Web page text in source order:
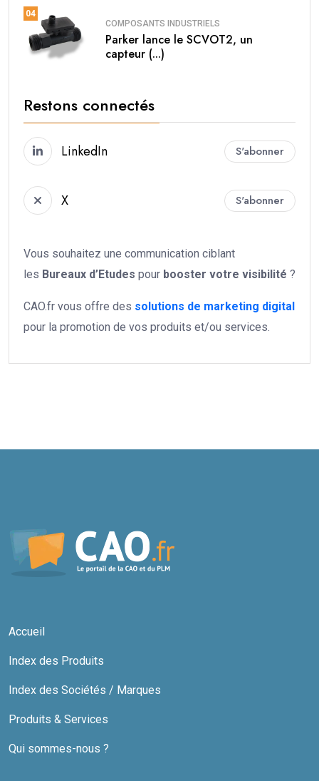
04
COMPOSANTS INDUSTRIELS
Parker lance le SCVOT2, un
capteur (...)
Restons connectés
LinkedIn S'abonner
X S'abonner
Vous souhaitez une communication ciblant
les Bureaux d’Etudes pour booster votre visibilité ?
CAO.fr vous offre des solutions de marketing digital
pour la promotion de vos produits et/ou services.
Accueil
Index des Produits
Index des Sociétés / Marques
Produits & Services
Qui sommes-nous ?